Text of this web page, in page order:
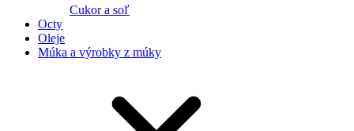
Cukor a soľ
Octy
Oleje
Múka a výrobky z múky